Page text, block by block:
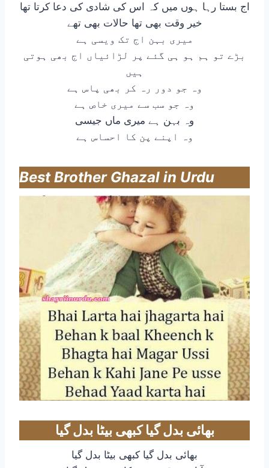
اج بستا رہا ہوں میں کہ اس کی شادی کی دعا کرتا تھا
خیر وقت بھی تھا حالات بھی تھے
میری بہن اج تک ویسی ہے
بڑے تو ہم ہو ہی گئے پر لڑائیاں اج بھی ہوتی
ہیں
وہ جو دور رہ کر بھی پاس ہے
وہ جو سب سے میری خاص ہے
وہ بہن ہے میری ماں جیسی
وہ اپنے پن کا احساس ہے
Best Brother Ghazal in Urdu
بھائی بدل گیا کبھی بیٹا بدل گیا
بھائی بدل گیا کبھی بیٹا بدل گیا